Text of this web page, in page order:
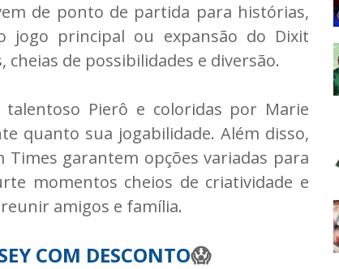
de ponto de partida para histórias,
jogo principal ou expansão do Dixit
de possibilidades e diversão.
Pierô e coloridas por Marie
quanto sua jogabilidade. Além disso,
garantem opções variadas para
momentos cheios de criatividade e
amigos e família.
COM DESCONTO😱